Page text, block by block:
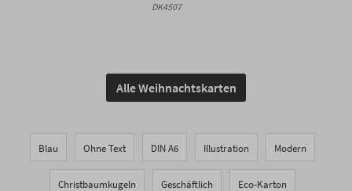
DK4507
Alle Weihnachtskarten
Blau Ohne Text DIN A6 Illustration Modern
Christbaumkugeln Geschäftlich Eco-Karton